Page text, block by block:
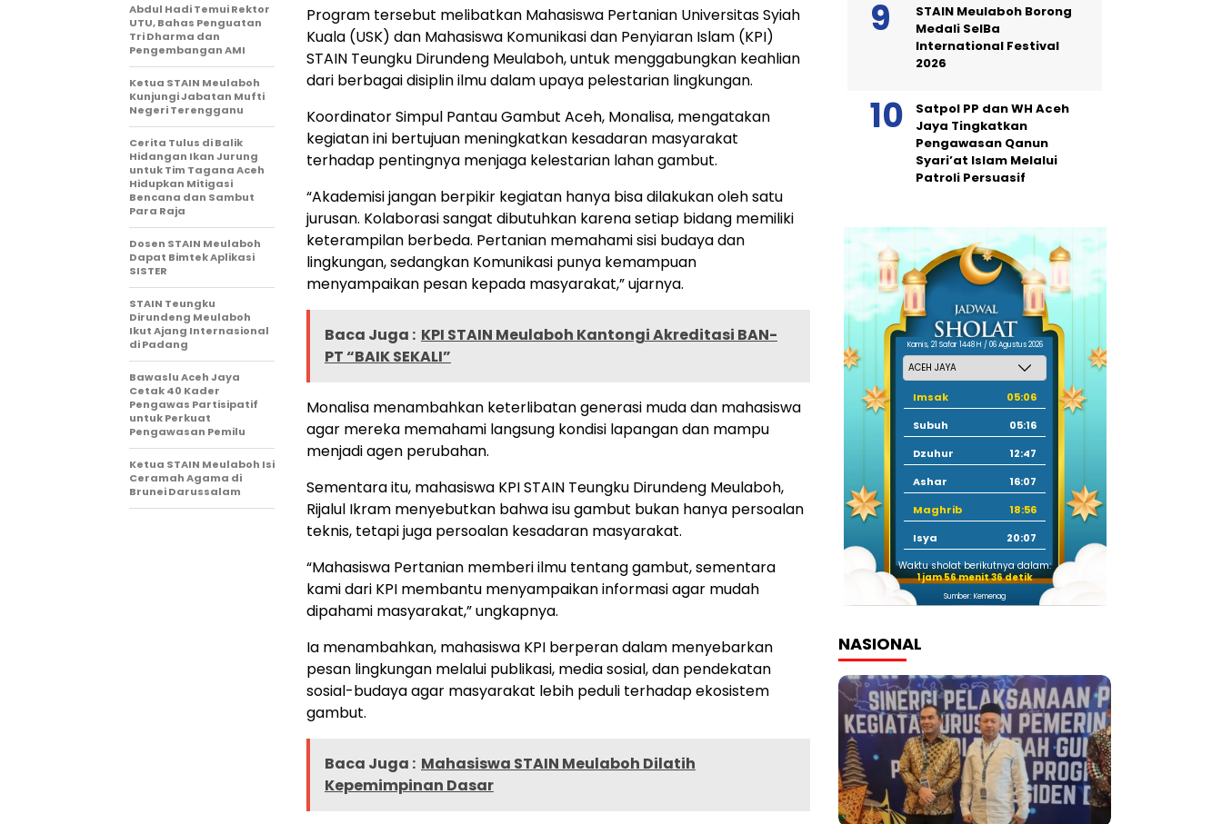
Program tersebut melibatkan Mahasiswa Pertanian Universitas Syiah
Kuala (USK) dan Mahasiswa Komunikasi dan Penyiaran Islam (KPI)
STAIN Teungku Dirundeng Meulaboh, untuk menggabungkan keahlian
dari berbagai disiplin ilmu dalam upaya pelestarian lingkungan.
Koordinator Simpul Pantau Gambut Aceh, Monalisa, mengatakan
kegiatan ini bertujuan meningkatkan kesadaran masyarakat
terhadap pentingnya menjaga kelestarian lahan gambut.
“Akademisi jangan berpikir kegiatan hanya bisa dilakukan oleh satu
jurusan. Kolaborasi sangat dibutuhkan karena setiap bidang memiliki
keterampilan berbeda. Pertanian memahami sisi budaya dan
lingkungan, sedangkan Komunikasi punya kemampuan
menyampaikan pesan kepada masyarakat,” ujarnya.
Baca Juga : KPI STAIN Meulaboh Kantongi Akreditasi BAN-
PT “BAIK SEKALI”
Monalisa menambahkan keterlibatan generasi muda dan mahasiswa
agar mereka memahami langsung kondisi lapangan dan mampu
menjadi agen perubahan.
Sementara itu, mahasiswa KPI STAIN Teungku Dirundeng Meulaboh,
Rijalul Ikram menyebutkan bahwa isu gambut bukan hanya persoalan
teknis, tetapi juga persoalan kesadaran masyarakat.
“Mahasiswa Pertanian memberi ilmu tentang gambut, sementara
kami dari KPI membantu menyampaikan informasi agar mudah
dipahami masyarakat,” ungkapnya.
Ia menambahkan, mahasiswa KPI berperan dalam menyebarkan
pesan lingkungan melalui publikasi, media sosial, dan pendekatan
sosial-budaya agar masyarakat lebih peduli terhadap ekosistem
gambut.
Baca Juga : Mahasiswa STAIN Meulaboh Dilatih
Kepemimpinan Dasar
Abdul Hadi Temui Rektor
UTU, Bahas Penguatan
Tri Dharma dan
Pengembangan AMI
Ketua STAIN Meulaboh
Kunjungi Jabatan Mufti
Negeri Terengganu
Cerita Tulus di Balik
Hidangan Ikan Jurung
untuk Tim Tagana Aceh
Hidupkan Mitigasi
Bencana dan Sambut
Para Raja
Dosen STAIN Meulaboh
Dapat Bimtek Aplikasi
SISTER
STAIN Teungku
Dirundeng Meulaboh
Ikut Ajang Internasional
di Padang
Bawaslu Aceh Jaya
Cetak 40 Kader
Pengawas Partisipatif
untuk Perkuat
Pengawasan Pemilu
Ketua STAIN Meulaboh Isi
Ceramah Agama di
Brunei Darussalam
STAIN Meulaboh Borong
Medali SeIBa
International Festival
2026
Satpol PP dan WH Aceh
Jaya Tingkatkan
Pengawasan Qanun
Syari’at Islam Melalui
Patroli Persuasif
Kamis, 21 Safar 1448 H / 06 Agustus 2026
Imsak
05:06
Subuh
05:16
Dzuhur
12:47
Ashar
16:07
Maghrib
18:56
Isya
20:07
Waktu sholat berikutnya dalam:
1 jam 56 menit 35 detik
Sumber: Kemenag
NASIONAL